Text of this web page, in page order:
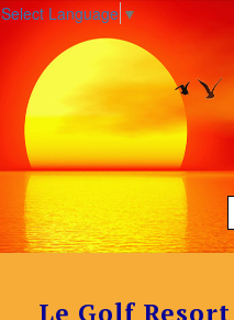
Select Language ▼
Le Golf